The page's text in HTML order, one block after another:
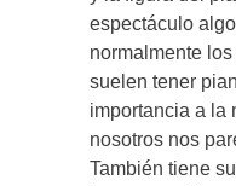
espectáculo
normalmente
suelen tener
importancia a la
nosotros nos
También tiene